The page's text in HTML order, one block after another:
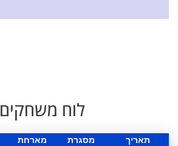
לוח משחקים
תאריך מסגרת מארחת